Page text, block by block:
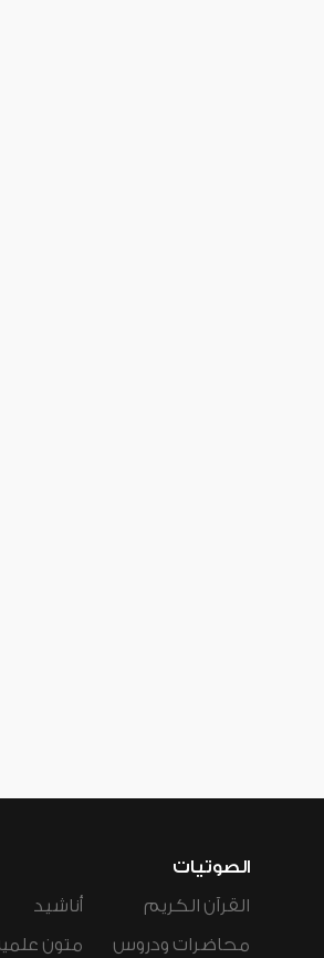
الصوتيات
القرآن الكريم
محاضرات ودروس
أناشيد
متون